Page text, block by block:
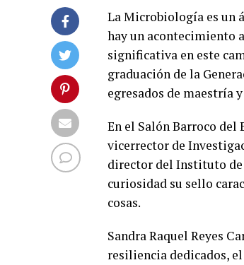
La Microbiología es un
hay un acontecimiento
significativa en este
graduación de la
egresados de maestría
En el Salón Barroco
vicerrector de
director del Instituto de
curiosidad su sello
cosas.
Sandra Raquel Reyes
resiliencia dedicados,